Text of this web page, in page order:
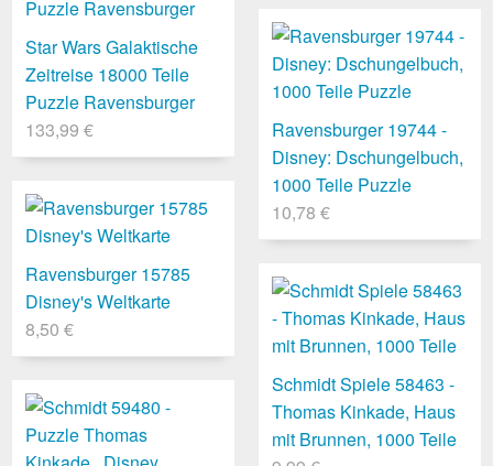
Star Wars Galaktische
Zeitreise 18000 Teile
Puzzle Ravensburger
133,99 €
Ravensburger 19744 -
Disney: Dschungelbuch,
1000 Teile Puzzle
10,78 €
Ravensburger 15785
Disney's Weltkarte
8,50 €
Schmidt Spiele 58463 -
Thomas Kinkade, Haus
mit Brunnen, 1000 Teile